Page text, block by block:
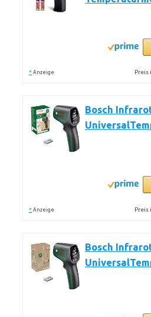
* Anzeige Preis
Bosch
* Anzeige Preis
Bosch